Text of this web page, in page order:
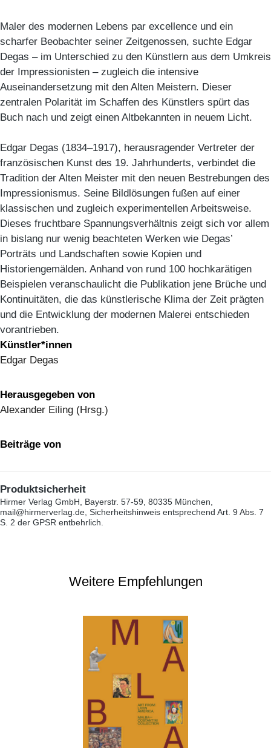
Maler des modernen Lebens par excellence und ein
scharfer Beobachter seiner Zeitgenossen, suchte Edgar
Degas – im Unterschied zu den Künstlern aus dem Umkreis
der Impressionisten – zugleich die intensive
Auseinandersetzung mit den Alten Meistern. Dieser
zentralen Polarität im Schaffen des Künstlers spürt das
Buch nach und zeigt einen Altbekannten in neuem Licht.
Edgar Degas (1834–1917), herausragender Vertreter der
französischen Kunst des 19. Jahrhunderts, verbindet die
Tradition der Alten Meister mit den neuen Bestrebungen des
Impressionismus. Seine Bildlösungen fußen auf einer
klassischen und zugleich experimentellen Arbeitsweise.
Dieses fruchtbare Spannungsverhältnis zeigt sich vor allem
in bislang nur wenig beachteten Werken wie Degas’
Porträts und Landschaften sowie Kopien und
Historiengemälden. Anhand von rund 100 hochkarätigen
Beispielen veranschaulicht die Publikation jene Brüche und
Kontinuitäten, die das künstlerische Klima der Zeit prägten
und die Entwicklung der modernen Malerei entschieden
vorantrieben.
Künstler*innen
Edgar Degas
Herausgegeben von
Alexander Eiling (Hrsg.)
Beiträge von
Produktsicherheit
Hirmer Verlag GmbH, Bayerstr. 57-59, 80335 München,
mail@hirmerverlag.de, Sicherheitshinweis entsprechend Art. 9 Abs. 7
S. 2 der GPSR entbehrlich.
Weitere Empfehlungen